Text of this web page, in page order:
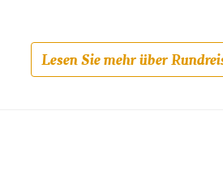
Lesen Sie mehr über